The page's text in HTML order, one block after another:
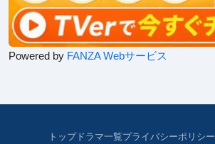
Powered by FANZA Webサービス
トップドラマ一覧プライバシーポリシー